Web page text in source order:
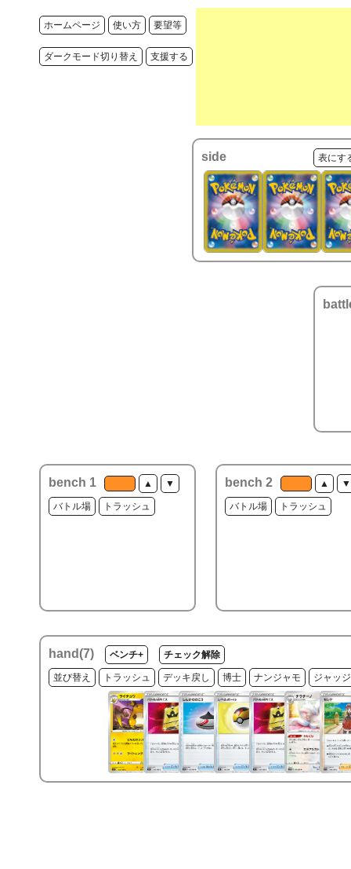
ホームページ 使い方 要望等
ダークモード切り替え 支援する
side 表にす
bench 1 ▲ ▼
バトル場 トラッシュ
bench 2 ▲ ▼
バトル場 トラッシュ
hand(7) ベンチ+ チェック解除
並び替え トラッシュ デッキ戻し 博士 ナンジャモ ジャッ